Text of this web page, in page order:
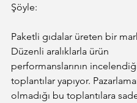
Şöyle:
Paketli gıdalar üreten bir
Düzenli aralıklarla ürün
performanslarının
toplantılar yapıyor.
olmadığı bu toplantılara